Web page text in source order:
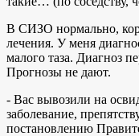
В СИЗО нормально,
лечения. У меня
малого таза. Диагноз
Прогнозы не дают.
- Вас вывозили на
заболевание,
постановлению